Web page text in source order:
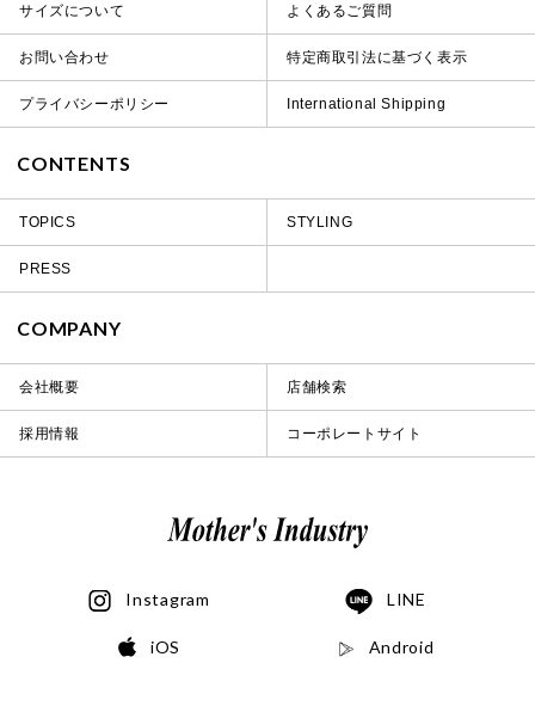
サイズについて よくあるご質問
お問い合わせ 特定商取引法に基づく表示
プライバシーポリシー International Shipping
CONTENTS
TOPICS STYLING
PRESS
COMPANY
会社概要 店舗検索
採用情報 コーポレートサイト
Instagram LINE
iOS Android